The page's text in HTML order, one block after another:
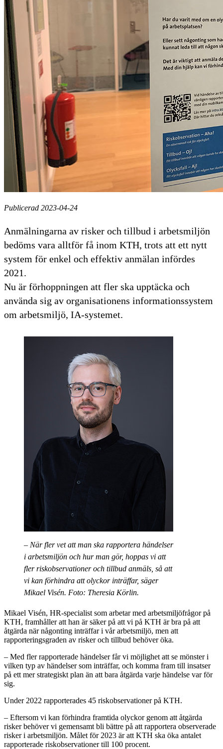
Publicerad 2023-04-24
Anmälningarna av risker och tillbud i arbetsmiljön
bedöms vara alltför få inom KTH, trots att ett nytt
system för enkel och effektiv anmälan infördes
2021.
Nu är förhoppningen att fler ska upptäcka och
använda sig av organisationens informationssystem
om arbetsmiljö, IA-systemet.
– När fler vet att man ska rapportera händelser
i arbetsmiljön och hur man gör, hoppas vi att
fler riskobservationer och tillbud anmäls, så att
vi kan förhindra att olyckor inträffar, säger
Mikael Visén. Foto: Theresia Körlin.
Mikael Visén, HR-specialist som arbetar med arbetsmiljöfrågor på
KTH, framhåller att han är säker på att vi på KTH är bra på att
åtgärda när någonting inträffar i vår arbetsmiljö, men att
rapporteringsgraden av risker och tillbud behöver öka.
– Med fler rapporterade händelser får vi möjlighet att se mönster i
vilken typ av händelser som inträffar, och komma fram till insatser
på ett mer strategiskt plan än att bara åtgärda varje händelse var för
sig.
Under 2022 rapporterades 45 riskobservationer på KTH.
– Eftersom vi kan förhindra framtida olyckor genom att åtgärda
risker behöver vi gemensamt bli bättre på att rapportera observerade
risker i arbetsmiljön. Målet för 2023 är att KTH ska öka antalet
rapporterade riskobservationer till 100 procent.